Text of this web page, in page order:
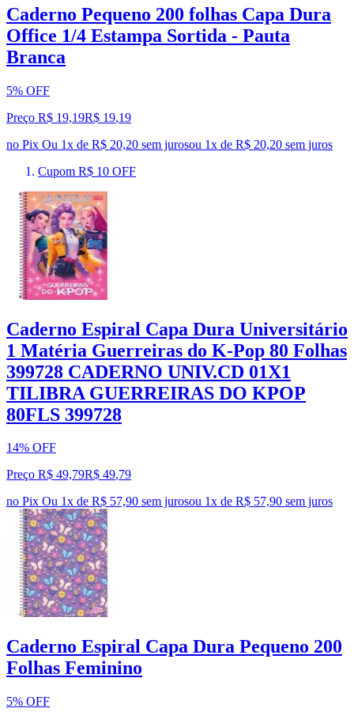
Caderno Pequeno 200 folhas Capa Dura
Office 1/4 Estampa Sortida - Pauta
Branca
5% OFF
Preço R$ 19,19R$ 19,19
no Pix Ou 1x de R$ 20,20 sem jurosou 1x de R$ 20,20 sem juros
Cupom R$ 10 OFF
Caderno Espiral Capa Dura Universitário
1 Matéria Guerreiras do K-Pop 80 Folhas
399728 CADERNO UNIV.CD 01X1
TILIBRA GUERREIRAS DO KPOP
80FLS 399728
14% OFF
Preço R$ 49,79R$ 49,79
no Pix Ou 1x de R$ 57,90 sem jurosou 1x de R$ 57,90 sem juros
Caderno Espiral Capa Dura Pequeno 200
Folhas Feminino
5% OFF